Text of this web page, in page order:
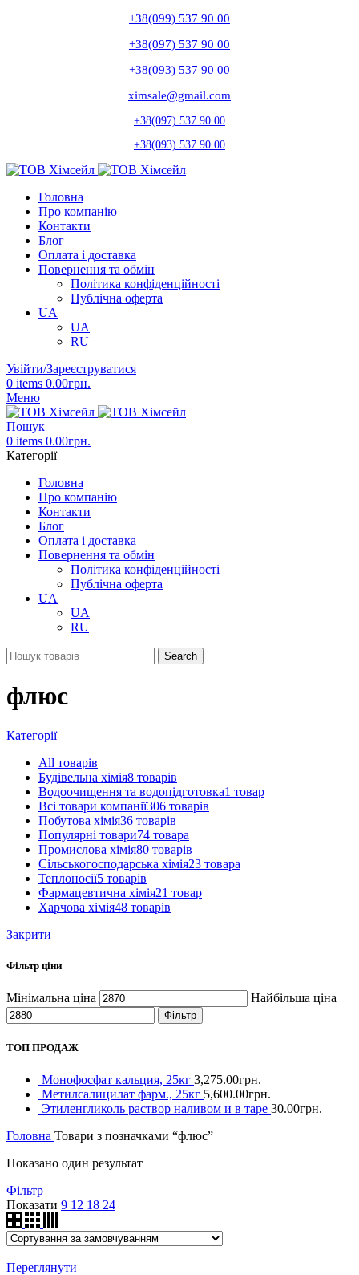
+38(099) 537 90 00
+38(097) 537 90 00
+38(093) 537 90 00
ximsale@gmail.com
+38(097) 537 90 00
+38(093) 537 90 00
Головна
Про компанію
Контакти
Блог
Оплата і доставка
Повернення та обмін
Політика конфіденційності
Публічна оферта
UA
UA
RU
Увійти/Зареєструватися
0 items 0.00грн.
Меню
Пошук
0 items 0.00грн.
Категорії
Головна
Про компанію
Контакти
Блог
Оплата і доставка
Повернення та обмін
Політика конфіденційності
Публічна оферта
UA
UA
RU
Search
флюс
Категорії
All товарів
Будівельна хімія8 товарів
Водоочищення та водопідготовка1 товар
Всі товари компанії306 товарів
Побутова хімія36 товарів
Популярні товари74 товара
Промислова хімія80 товарів
Сільськогосподарська хімія23 товара
Теплоносії5 товарів
Фармацевтична хімія21 товар
Харчова хімія48 товарів
Закрити
Фільтр ціни
Мінімальна ціна Найбільша ціна
Фільтр
ТОП ПРОДАЖ
Монофосфат кальция, 25кг 3,275.00грн.
Метилсалицилат фарм., 25кг 5,600.00грн.
Этиленгликоль раствор наливом и в таре 30.00грн.
Головна Товари з позначками “флюс”
Показано один результат
Фільтр
Показати 9 12 18 24
Переглянути